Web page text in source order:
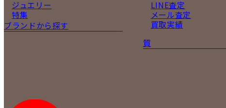
ジュエリー
特集
ブランドから探す
LINE査定
メール査定
買取実績
質